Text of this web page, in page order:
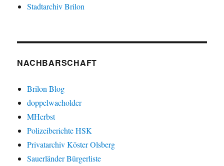
Stadtarchiv Brilon
NACHBARSCHAFT
Brilon Blog
doppelwacholder
MHerbst
Polizeiberichte HSK
Privatarchiv Köster Olsberg
Sauerländer Bürgerliste